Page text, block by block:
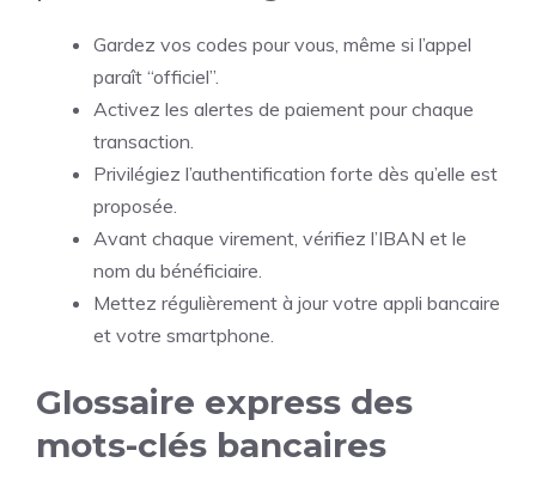
Gardez vos codes pour vous, même si l’appel
paraît “officiel”.
Activez les alertes de paiement pour chaque
transaction.
Privilégiez l’authentification forte dès qu’elle est
proposée.
Avant chaque virement, vérifiez l’IBAN et le
nom du bénéficiaire.
Mettez régulièrement à jour votre appli bancaire
et votre smartphone.
Glossaire express des
mots-clés bancaires